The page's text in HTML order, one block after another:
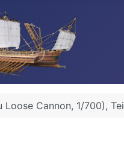
Cannon, 1/700),